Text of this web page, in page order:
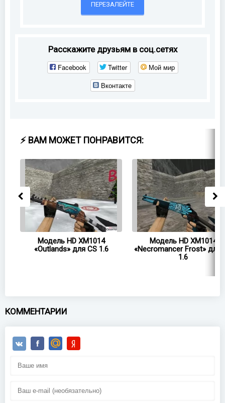
ПЕРЕЗАЛЕЙТЕ
Расскажите друзьям в соц.сетях
Facebook Twitter
Мой мир
Вконтакте
⚡ ВАМ МОЖЕТ ПОНРАВИТСЯ:
Модель HD XM1014
«Outlands» для CS 1.6
Модель HD XM1014
«Necromancer Frost» для
1.6
КОММЕНТАРИИ